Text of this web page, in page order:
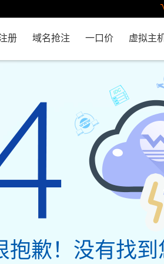
册 域名抢注 一口价 虚拟主
抱歉！没有找到